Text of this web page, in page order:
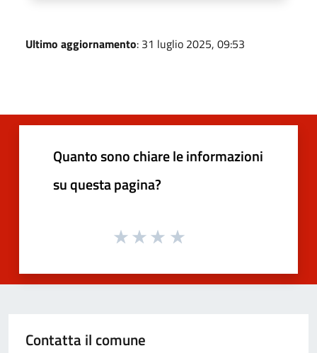
Ultimo aggiornamento: 31 luglio 2025, 09:53
Quanto sono chiare le informazioni
su questa pagina?
Contatta il comune